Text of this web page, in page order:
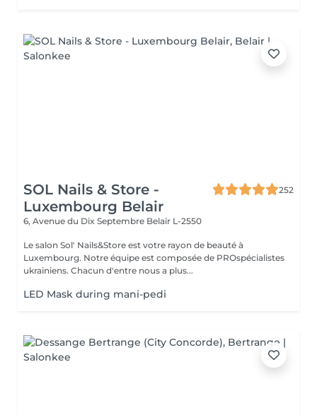
SOL Nails & Store -
Luxembourg Belair
252
6, Avenue du Dix Septembre Belair L-2550
Le salon Sol' Nails&Store est votre rayon de beauté à
Luxembourg. Notre équipe est composée de PROspécialistes
ukrainiens. Chacun d'entre nous a plus...
LED Mask during mani-pedi